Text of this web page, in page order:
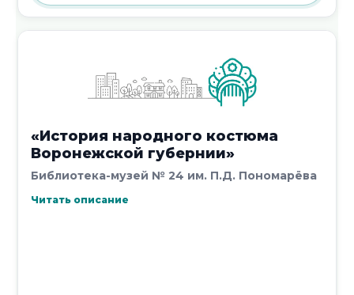
16 июля 2026
«История народного костюма
Воронежской губернии»
Библиотека-музей № 24 им. П.Д. Пономарёва
Читать описание